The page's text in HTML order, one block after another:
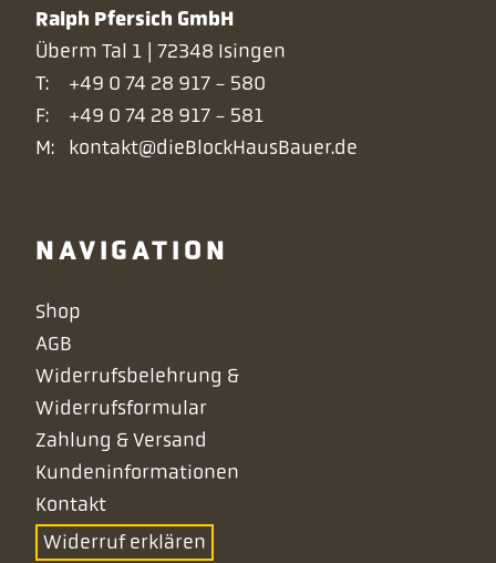
Ralph Pfersich GmbH
Überm Tal 1 | 72348 Isingen
T:
+49 0 74 28 917 - 580
F:
+49 0 74 28 917 - 581
M:
kontakt@dieBlockHausBauer.de
NAVIGATION
Navigation
überspringen
Shop
AGB
Widerrufsbelehrung &
Widerrufsformular
Zahlung & Versand
Kundeninformationen
Kontakt
Widerruf erklären